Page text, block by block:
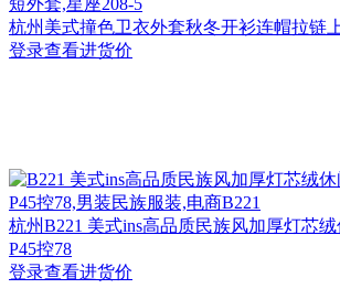
杭州 美式撞色卫衣外套秋冬开衫连帽拉链
登录查看进货价
杭州B221 美式ins高品质民族风加厚灯芯
P45控78
登录查看进货价